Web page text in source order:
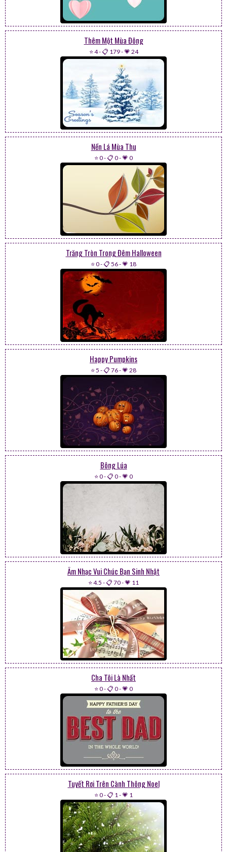
Thêm Một Mùa Đông
⭐ 4-📋 179-💗 24
Nền Lá Mùa Thu
⭐ 0-📋 0-💗 0
Trăng Tròn Trong Đêm Halloween
⭐ 0-📋 56-💗 18
Happy Pumpkins
⭐ 5 -📋 76-💗 28
Bông Lúa
⭐ 0-📋 0-💗 0
Âm Nhạc Vui Chúc Bạn Sinh Nhật
⭐ 4.5 -📋 70-💗 11
Cha Tôi Là Nhất
⭐ 0-📋 0-💗 0
Tuyết Rơi Trên Cành Thông Noel
⭐ 0-📋 1-💗 1